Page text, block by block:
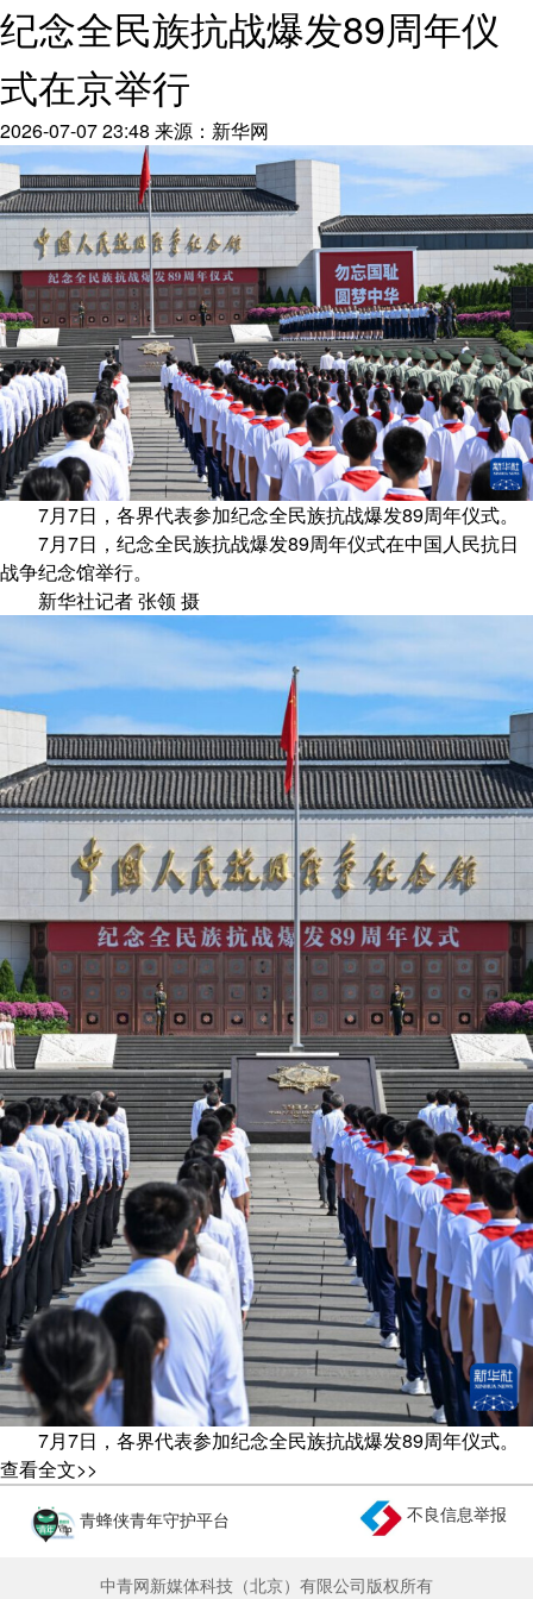
纪念全民族抗战爆发89周年仪
式在京举行
2026-07-07 23:48 来源：新华网
7月7日，各界代表参加纪念全民族抗战爆发89周年仪式。
7月7日，纪念全民族抗战爆发89周年仪式在中国人民抗日
战争纪念馆举行。
新华社记者 张领 摄
7月7日，各界代表参加纪念全民族抗战爆发89周年仪式。
7月7日，纪念全民族抗战爆发89周年仪式在中国人民抗日
新华社记者 张领 摄
查看全文>>
青蜂侠青年守护平台 不良信息举报
中青网新媒体科技（北京）有限公司版权所有